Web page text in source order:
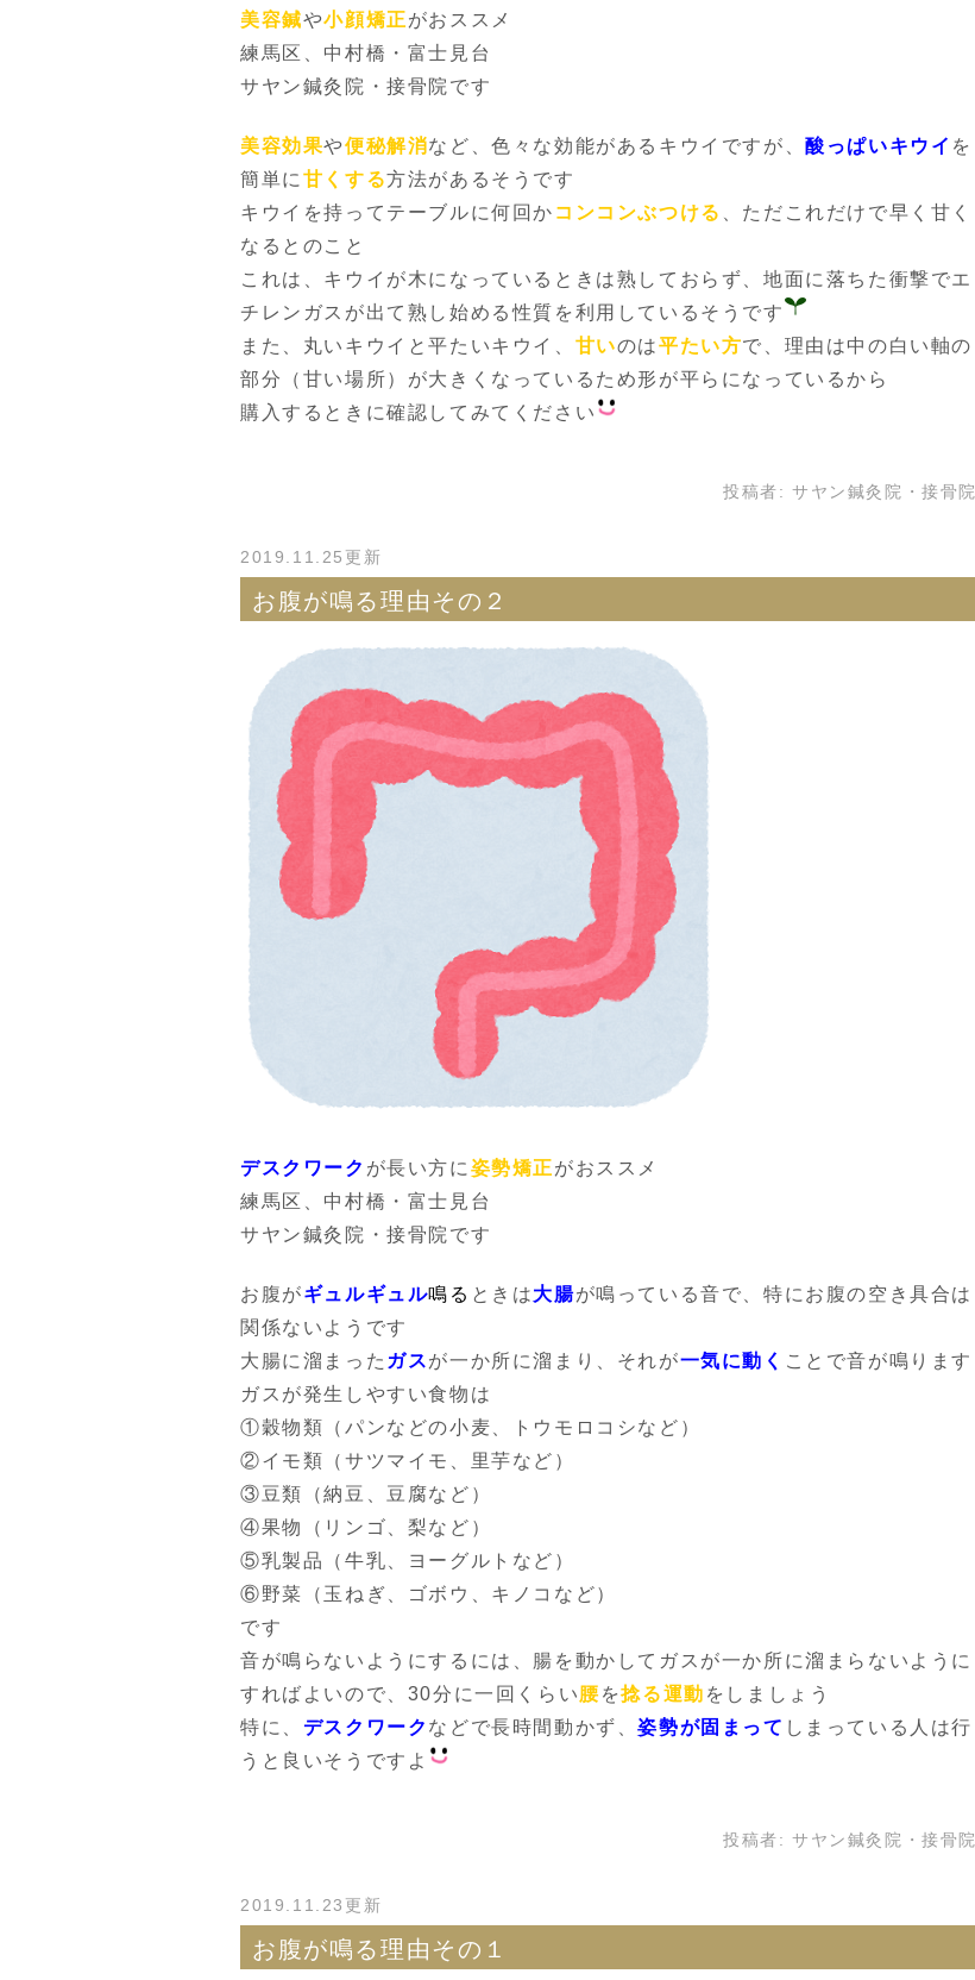
美容鍼や小顔矯正がおススメ
練馬区、中村橋・富士見台
サヤン鍼灸院・接骨院です
美容効果や便秘解消など、色々な効能があるキウイですが、酸っぱいキウイ を
簡単に 甘くする方法があるそうです
キウイを持ってテーブルに何回か コンコンぶつける
、ただこれだけで早く甘く
なるとのこと
これは、キウイが木になっているときは熟しておらず、地面に落ちた衝撃でエ
チレンガスが出て熟し始める性質を利用しているそうです
また、丸いキウイと平たいキウイ、 甘いのは平たい方で、理由は中の白い軸の
部分（甘い場所）が大きくなっているため形が平らになっているから
購入するときに確認してみてください
投稿者: サヤン鍼灸院・接骨院
2019.11.25更新
お腹が鳴る理由その２
デスクワーク が長い方に 姿勢矯正がおススメ
練馬区、中村橋・富士見台
サヤン鍼灸院・接骨院です
お腹がギュルギュル鳴る ときは大腸が鳴っている音で、特にお腹の空き具合は
関係ないようです
大腸に溜まった ガスが一か所に溜まり、それが一気に動く ことで音が鳴ります
ガスが発生しやすい食物は
①穀物類（パンなどの小麦、トウモロコシなど）
②イモ類（サツマイモ、里芋など）
③豆類（納豆、豆腐など）
④果物（リンゴ、梨など）
⑤乳製品（牛乳、ヨーグルトなど）
⑥野菜（玉ねぎ、ゴボウ、キノコなど）
です
音が鳴らないようにするには、腸を動かしてガスが一か所に溜まらないように
すればよいので、30分に一回くらい腰を捻る運動 をしましょう
特に、 デスクワーク などで長時間動かず、姿勢が固まって しまっている人は行
うと良いそうですよ
投稿者: サヤン鍼灸院・接骨院
2019.11.23更新
お腹が鳴る理由その１